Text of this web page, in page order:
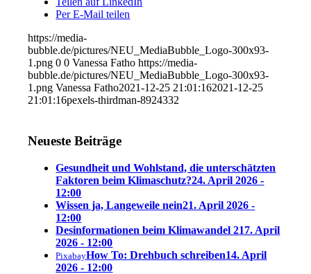
Per E-Mail teilen
https://media-
bubble.de/pictures/NEU_MediaBubble_Logo-300x93-
1.png 0 0 Vanessa Fatho https://media-
bubble.de/pictures/NEU_MediaBubble_Logo-300x93-
1.png Vanessa Fatho2021-12-25 21:01:162021-12-25
21:01:16pexels-thirdman-8924332
Neueste Beiträge
Gesundheit und Wohlstand, die unterschätzten
Faktoren beim Klimaschutz?24. April 2026 -
12:00
Wissen ja, Langeweile nein21. April 2026 -
12:00
Desinformationen beim Klimawandel 217. April
2026 - 12:00
PixabayHow To: Drehbuch schreiben14. April
2026 - 12:00